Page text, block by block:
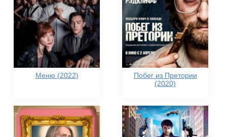
Меню (2022)
Побег из Претории
(2020)